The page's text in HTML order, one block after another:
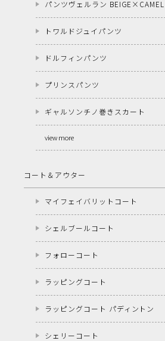
パンツヴェルラン BEIGE×CAMEL
トワルドジュイパンツ
ドルフィンパンツ
プリンスパンツ
ギャルソンチノ巻きスカート
view more
コート＆アウター
マイフェイバリットコート
シェルブールコート
フォローコート
ラッピングコート
ラッピングコート パディントン
シェリーコート